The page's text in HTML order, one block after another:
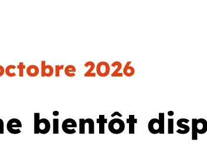
2026
bientôt